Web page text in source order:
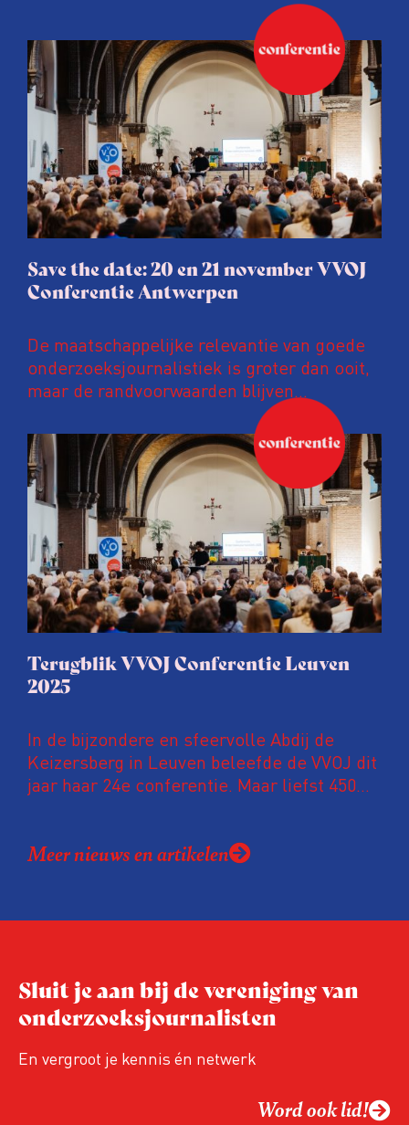
Save the date: 20 en 21 november VVOJ
Conferentie Antwerpen
De maatschappelijke relevantie van goede
onderzoeksjournalistiek is groter dan ooit,
maar de randvoorwaarden blijven
kwetsbaar. Tijdens de komende VVOJ
Conferentie duiken we in De
ongemakkelijke werkelijkheid: een eerlijke
en urgente blik op de staat van ons vak.
Terugblik VVOJ Conferentie Leuven
2025
In de bijzondere en sfeervolle Abdij de
Keizersberg in Leuven beleefde de VVOJ dit
jaar haar 24e conferentie. Maar liefst 450
expertise te delen en elkaar te ontmoeten.
was voor het eerst op de conferentie!
Meer nieuws en artikelen
Sluit je aan bij de vereniging van
onderzoeksjournalisten
En vergroot je kennis én netwerk
Word ook lid!